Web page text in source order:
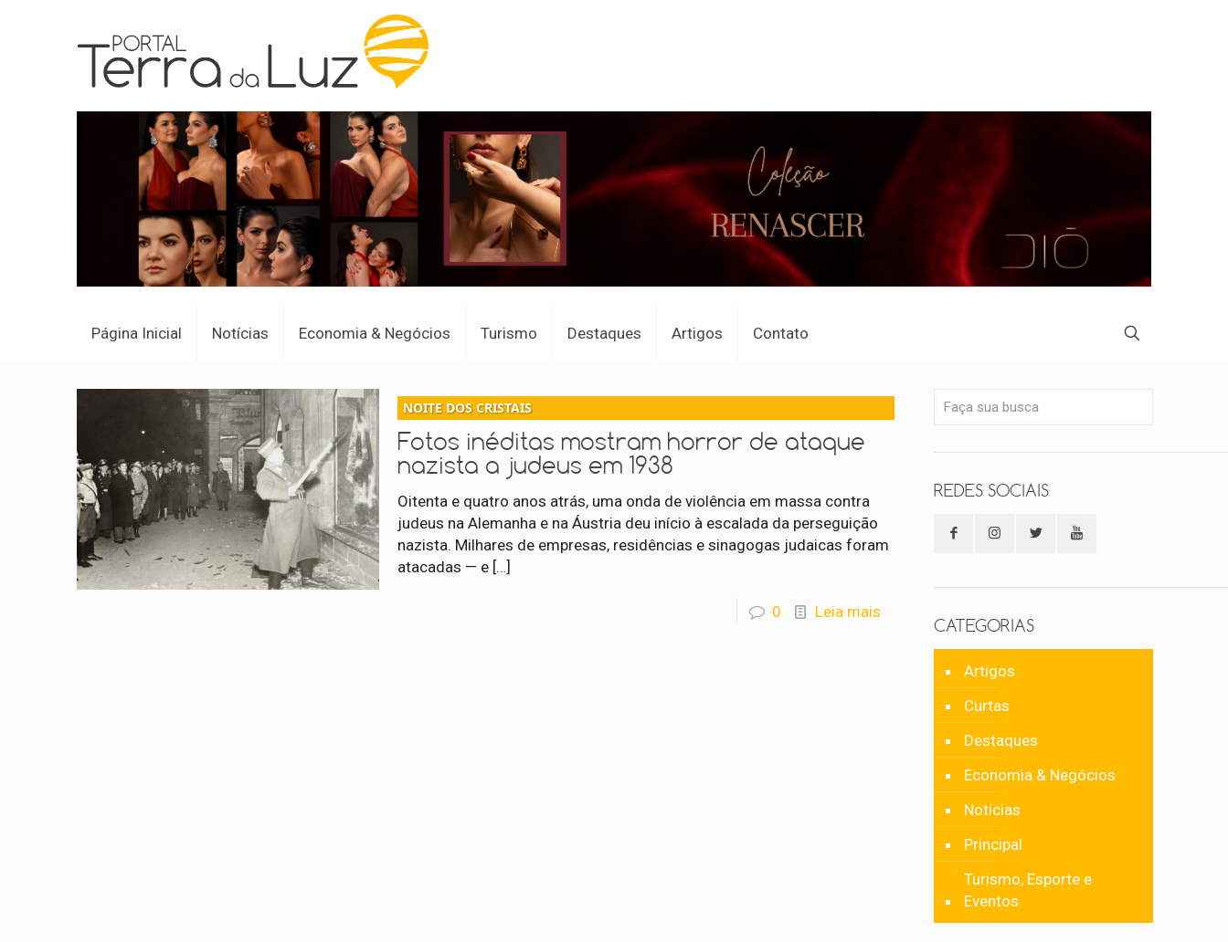
Página Inicial Notícias Economia & Negócios Turismo Destaques Artigos Contato
NOITE DOS CRISTAIS
Fotos inéditas mostram horror de ataque
nazista a judeus em 1938
Oitenta e quatro anos atrás, uma onda de violência em massa contra
judeus na Alemanha e na Áustria deu início à escalada da perseguição
nazista. Milhares de empresas, residências e sinagogas judaicas foram
atacadas — e […]
0 Leia mais
REDES SOCIAIS
CATEGORIAS
Artigos
Curtas
Destaques
Economia & Negócios
Notícias
Principal
Turismo, Esporte e
Eventos